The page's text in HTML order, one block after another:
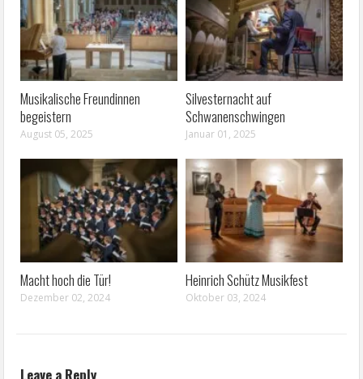
Musikalische Freundinnen
begeistern
August 05, 2025
Silvesternacht auf
Schwanenschwingen
Januar 01, 2025
Macht hoch die Tür!
Dezember 02, 2024
Heinrich Schütz Musikfest
Oktober 03, 2024
Leave a Reply